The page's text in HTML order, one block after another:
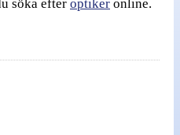
söka efter optiker online.